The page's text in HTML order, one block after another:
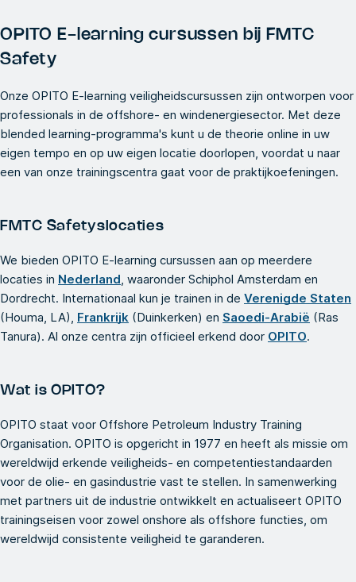
OPITO E-learning cursussen bij FMTC
Safety
Onze OPITO E-learning veiligheidscursussen zijn ontworpen voor
professionals in de offshore- en windenergiesector. Met deze
blended learning-programma's kunt u de theorie online in uw
eigen tempo en op uw eigen locatie doorlopen, voordat u naar
een van onze trainingscentra gaat voor de praktijkoefeningen.
FMTC Safetyslocaties
We bieden OPITO E-learning cursussen aan op meerdere
locaties in Nederland , waaronder Schiphol Amsterdam en
Dordrecht. Internationaal kun je trainen in de Verenigde Staten
(Houma, LA), Frankrijk (Duinkerken) en Saoedi-Arabië (Ras
Tanura). Al onze centra zijn officieel erkend door OPITO.
Wat is OPITO?
OPITO staat voor Offshore Petroleum Industry Training
Organisation. OPITO is opgericht in 1977 en heeft als missie om
wereldwijd erkende veiligheids- en competentiestandaarden
voor de olie- en gasindustrie vast te stellen. In samenwerking
met partners uit de industrie ontwikkelt en actualiseert OPITO
trainingseisen voor zowel onshore als offshore functies, om
wereldwijd consistente veiligheid te garanderen.